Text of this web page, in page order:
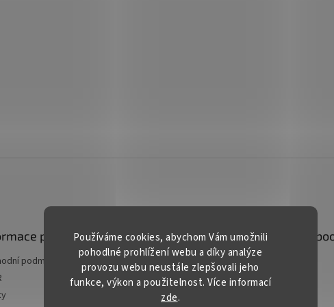
Používáme cookies, abychom Vám umožnili
pohodlné prohlížení webu a díky analýze
provozu webu neustále zlepšovali jeho
funkce, výkon a použitelnost. Více informací
zde.
pro vás
podmínky
Kontakt
prodej@ gardentech.cz
+420 548 531 294
+420 777 228 328